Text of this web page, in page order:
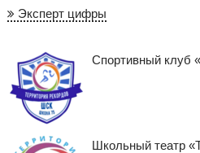
Эксперт цифры
Спортивный клуб
Школьный театр